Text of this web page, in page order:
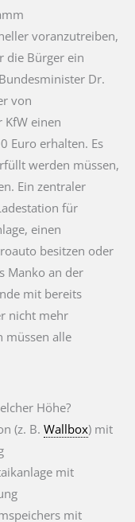
voranzutreiben,
die Bürger ein
Dr.
von
KfW einen
Euro erhalten. Es
werden müssen,
Ein zentraler
für
einen
besitzen oder
Manko an der
mit bereits
nicht mehr
müssen alle
Höhe?
(z. B. Wallbox) mit
mit
mit